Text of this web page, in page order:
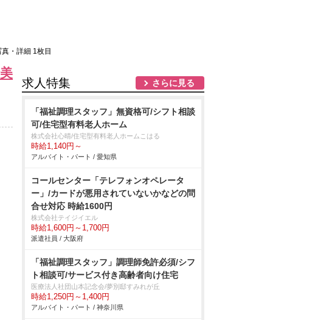
真・詳細 1枚目
求人特集 さらに見る
「福祉調理スタッフ」無資格可/シフト相談
可/住宅型有料老人ホーム
株式会社心晴/住宅型有料老人ホームこはる
時給1,140円～
アルバイト・パート / 愛知県
コールセンター「テレフォンオペレータ
ー」/カードが悪用されていないかなどの問
合せ対応 時給1600円
株式会社テイジイエル
時給1,600円～1,700円
派遣社員 / 大阪府
「福祉調理スタッフ」調理師免許必須/シフ
ト相談可/サービス付き高齢者向け住宅
医療法人社団山本記念会/夢別邸すみれが丘
時給1,250円～1,400円
アルバイト・パート / 神奈川県